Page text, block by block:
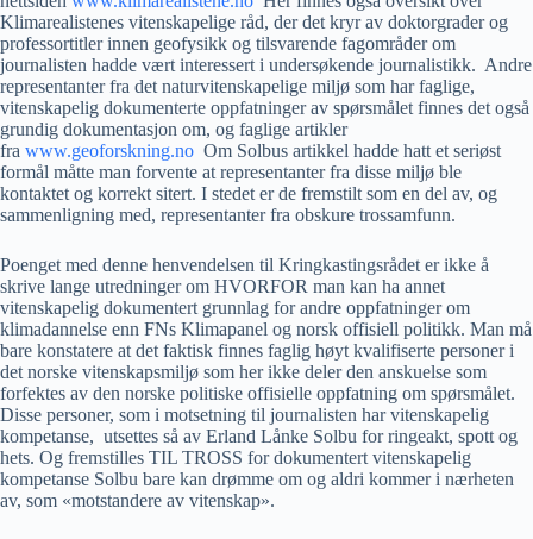
Klimarealistenes vitenskapelige råd, der det kryr av doktorgrader og
professortitler innen geofysikk og tilsvarende fagområder om
journalisten hadde vært interessert i undersøkende journalistikk. Andre
representanter fra det naturvitenskapelige miljø som har faglige,
vitenskapelig dokumenterte oppfatninger av spørsmålet finnes det også
grundig dokumentasjon om, og faglige artikler
fra www.geoforskning.no Om Solbus artikkel hadde hatt et seriøst
formål måtte man forvente at representanter fra disse miljø ble
kontaktet og korrekt sitert. I stedet er de fremstilt som en del av, og
sammenligning med, representanter fra obskure trossamfunn.
Poenget med denne henvendelsen til Kringkastingsrådet er ikke å
skrive lange utredninger om HVORFOR man kan ha annet
vitenskapelig dokumentert grunnlag for andre oppfatninger om
klimadannelse enn FNs Klimapanel og norsk offisiell politikk. Man må
bare konstatere at det faktisk finnes faglig høyt kvalifiserte personer i
det norske vitenskapsmiljø som her ikke deler den anskuelse som
forfektes av den norske politiske offisielle oppfatning om spørsmålet.
Disse personer, som i motsetning til journalisten har vitenskapelig
kompetanse, utsettes så av Erland Lånke Solbu for ringeakt, spott og
hets. Og fremstilles TIL TROSS for dokumentert vitenskapelig
kompetanse Solbu bare kan drømme om og aldri kommer i nærheten
av, som «motstandere av vitenskap».